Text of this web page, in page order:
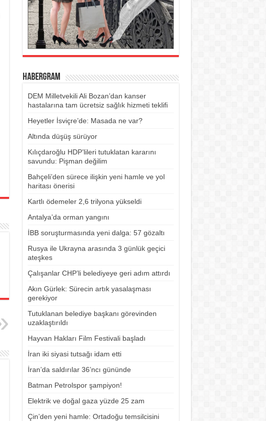
HABERGRAM
DEM Milletvekili Ali Bozan’dan kanser
hastalarına tam ücretsiz sağlık hizmeti teklifi
Heyetler İsviçre’de: Masada ne var?
Altında düşüş sürüyor
Kılıçdaroğlu HDP’lileri tutuklatan kararını
savundu: Pişman değilim
Bahçeli’den sürece ilişkin yeni hamle ve yol
haritası önerisi
Kartlı ödemeler 2,6 trilyona yükseldi
Antalya’da orman yangını
İBB soruşturmasında yeni dalga: 57 gözaltı
Rusya ile Ukrayna arasında 3 günlük geçici
ateşkes
Çalışanlar CHP’li belediyeye geri adım attırdı
Akın Gürlek: Sürecin artık yasalaşması
gerekiyor
Tutuklanan belediye başkanı görevinden
uzaklaştırıldı
Hayvan Hakları Film Festivali başladı
İran iki siyasi tutsağı idam etti
İran’da saldırılar 36’ncı gününde
Batman Petrolspor şampiyon!
Elektrik ve doğal gaza yüzde 25 zam
Çin’den yeni hamle: Ortadoğu temsilcisini